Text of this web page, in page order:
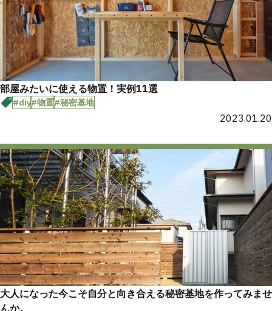
部屋みたいに使える物置！実例11選
#diy#物置#秘密基地
2023.01.20
大人になった今こそ自分と向き合える秘密基地を作ってみませ
んか。